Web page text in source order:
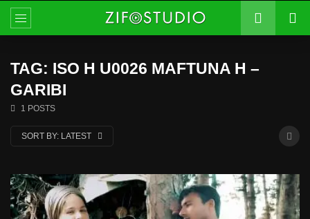
TAG: ISO H U0026 MAFTUNA H –
GARIBI
1 POSTS
SORT BY: LATEST